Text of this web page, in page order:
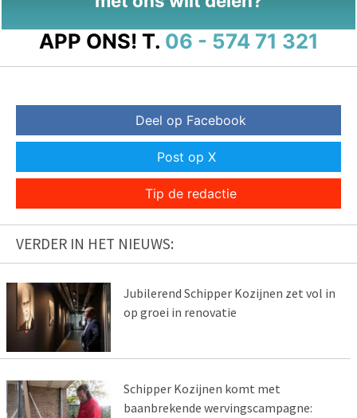
APP ONS! T. 06 - 574 71 321
Deel op Facebook
Post op X
Tip de redactie
VERDER IN HET NIEUWS:
Jubilerend Schipper Kozijnen zet vol in
op groei in renovatie
Schipper Kozijnen komt met
baanbrekende wervingscampagne: